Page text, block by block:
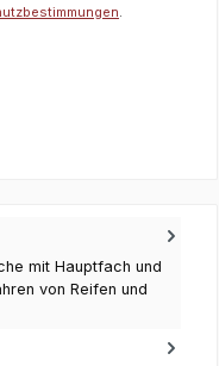
.
mit Hauptfach und
von Reifen und